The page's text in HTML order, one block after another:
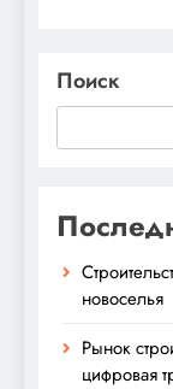
Поиск
новоселья
Рынок
цифровая